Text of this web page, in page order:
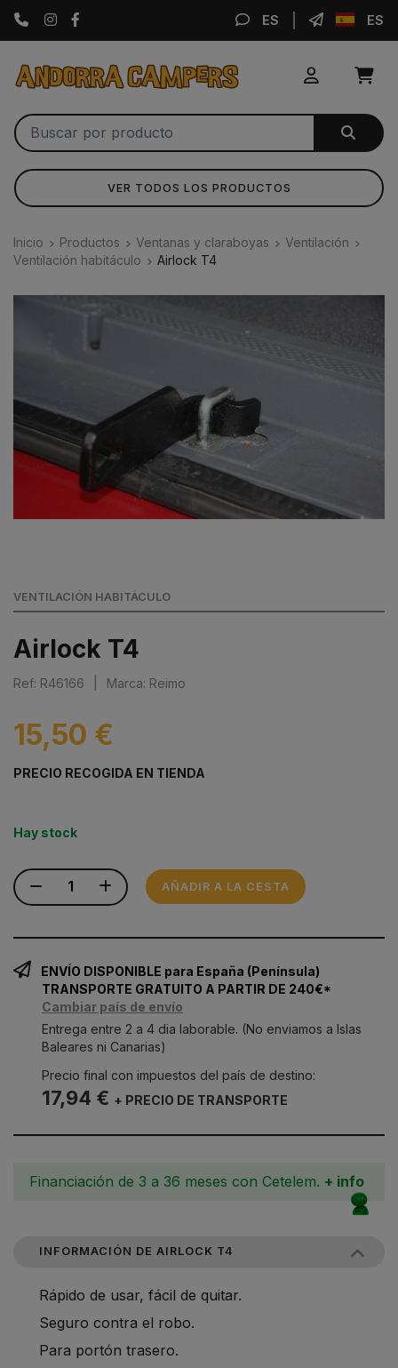
Instagram ES ES
VER TODOS LOS PRODUCTOS
Inicio Productos Ventanas y claraboyas
Ventilación
Ventilación habitáculo
Airlock T4
VENTILACIÓN HABITÁCULO
Airlock T4
Ref: R46166 Marca: Reimo
15,50 €
PRECIO RECOGIDA EN TIENDA
Hay stock
AÑADIR A LA CESTA
ENVÍO DISPONIBLE para España (Península)
TRANSPORTE GRATUITO A PARTIR DE 240€*
Cambiar país de envío
Entrega entre 2 a 4 dia laborable. (No enviamos a Islas
Baleares ni Canarias)
Precio final con impuestos del país de destino:
17,94 € + PRECIO DE TRANSPORTE
Financiación de 3 a 36 meses con Cetelem. + info
INFORMACIÓN DE AIRLOCK T4
Rápido de usar, fácil de quitar.
Seguro contra el robo.
Para portón trasero.